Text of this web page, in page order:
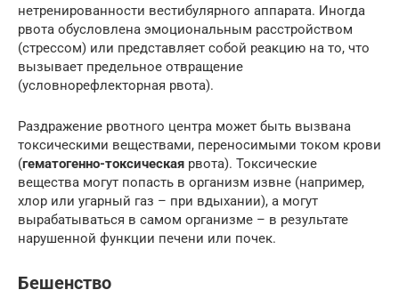
нетренированности вестибулярного аппарата. Иногда
рвота обусловлена эмоциональным расстройством
(стрессом) или представляет собой реакцию на то, что
вызывает предельное отвращение
(условнорефлекторная рвота).
Раздражение рвотного центра может быть вызвана
токсическими веществами, переносимыми током крови
(гематогенно-токсическая рвота). Токсические
вещества могут попасть в организм извне (например,
хлор или угарный газ – при вдыхании), а могут
вырабатываться в самом организме – в результате
нарушенной функции печени или почек.
Бешенство